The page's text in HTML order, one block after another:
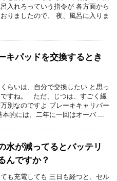
入れろっていう指令が 各方面から
りましたので、 夜、風呂に入りま
キパッドを交換するとき
らいは、自分で交換したい と思っ
すね。 ただ、じつは、すごく繊
別なのですよ ブレーキキャリパー
的には、二年に一回はオーバ ...
水が減ってるとバッテリ
んですか？
も充電しても 三日も経つと、セル